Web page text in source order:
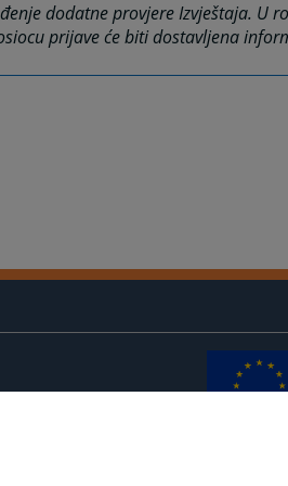
dodatne provjere Izvještaja. U
prijave će biti dostavljena